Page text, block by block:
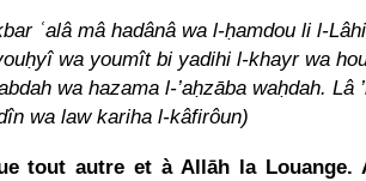
ʿalâ mâ hadânâ wa l-ḥamdou li l-
wa youmît bi yadihi l-khayr wa
wa hazama l-’aḥzāba waḥdah. Lâ
wa law kariha l-kâfirôun)
tout autre et à Allāh la Louange.